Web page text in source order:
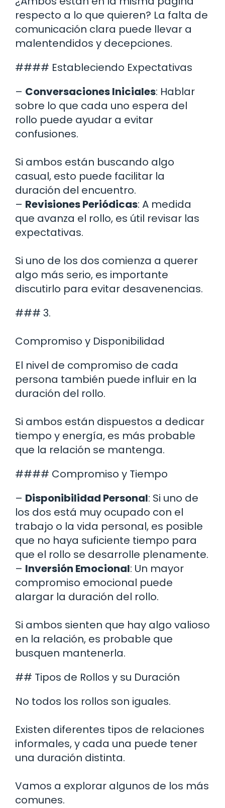
respecto a lo que quieren? La falta de
comunicación clara puede llevar a
malentendidos y decepciones.
#### Estableciendo Expectativas
– Conversaciones Iniciales: Hablar
sobre lo que cada uno espera del
rollo puede ayudar a evitar
confusiones.
Si ambos están buscando algo
casual, esto puede facilitar la
duración del encuentro.
– Revisiones Periódicas: A medida
que avanza el rollo, es útil revisar las
expectativas.
Si uno de los dos comienza a querer
algo más serio, es importante
discutirlo para evitar desavenencias.
### 3.
Compromiso y Disponibilidad
El nivel de compromiso de cada
persona también puede influir en la
duración del rollo.
Si ambos están dispuestos a dedicar
tiempo y energía, es más probable
que la relación se mantenga.
#### Compromiso y Tiempo
– Disponibilidad Personal: Si uno de
los dos está muy ocupado con el
trabajo o la vida personal, es posible
que no haya suficiente tiempo para
que el rollo se desarrolle plenamente.
– Inversión Emocional: Un mayor
compromiso emocional puede
alargar la duración del rollo.
Si ambos sienten que hay algo valioso
en la relación, es probable que
busquen mantenerla.
## Tipos de Rollos y su Duración
No todos los rollos son iguales.
Existen diferentes tipos de relaciones
informales, y cada una puede tener
una duración distinta.
Vamos a explorar algunos de los más
comunes.